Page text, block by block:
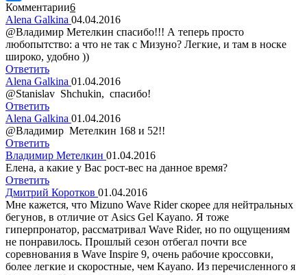
Комментарии6
Alena Galkina 04.04.2016
@Владимир Метелкин спасибо!!! А теперь просто
любопытство: а что не так с Мизуно? Легкие, и там в носке
широко, удобно ))
Ответить
Alena Galkina 01.04.2016
@Stanislav Shchukin, спасибо!
Ответить
Alena Galkina 01.04.2016
@Владимир Метелкин 168 и 52!!
Ответить
Владимир Метелкин 01.04.2016
Елена, а какие у Вас рост-вес на данное время?
Ответить
Дмитрий Коротков 01.04.2016
Мне кажется, что Mizuno Wave Rider скорее для нейтральных
бегунов, в отличие от Asics Gel Kayano. Я тоже
гиперпронатор, рассматривал Wave Rider, но по ощущениям
не понравилось. Прошлый сезон отбегал почти все
соревнования в Wave Inspire 9, очень рабочие кроссовки,
более легкие и скоростные, чем Kayano. Из перечисленного я